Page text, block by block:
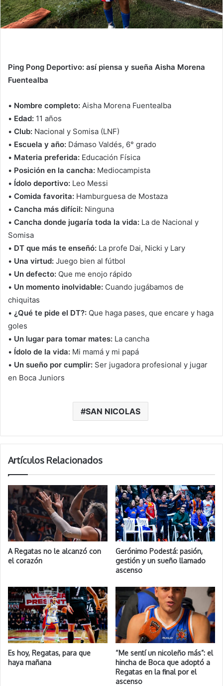
Ping Pong Deportivo: así piensa y sueña Aisha Morena
Fuentealba
• Nombre completo: Aisha Morena Fuentealba
• Edad: 11 años
• Club: Nacional y Somisa (LNF)
• Escuela y año: Dámaso Valdés, 6° grado
• Materia preferida: Educación Física
• Posición en la cancha: Mediocampista
• Ídolo deportivo: Leo Messi
• Comida favorita: Hamburguesa de Mostaza
• Cancha más difícil: Ninguna
• Cancha donde jugaría toda la vida: La de Nacional y
Somisa
• DT que más te enseñó: La profe Dai, Nicki y Lary
• Una virtud: Juego bien al fútbol
• Un defecto: Que me enojo rápido
• Un momento inolvidable: Cuando jugábamos de
chiquitas
• ¿Qué te pide el DT?: Que haga pases, que encare y haga
goles
• Un lugar para tomar mates: La cancha
• Ídolo de la vida: Mi mamá y mi papá
• Un sueño por cumplir: Ser jugadora profesional y jugar
en Boca Juniors
SAN NICOLAS
Artículos Relacionados
A Regatas no le alcanzó con
el corazón
Gerónimo Podestá: pasión,
gestión y un sueño llamado
ascenso
Es hoy, Regatas, para que
haya mañana
“Me sentí un nicoleño más”: el
hincha de Boca que adoptó a
Regatas en la final por el
ascenso